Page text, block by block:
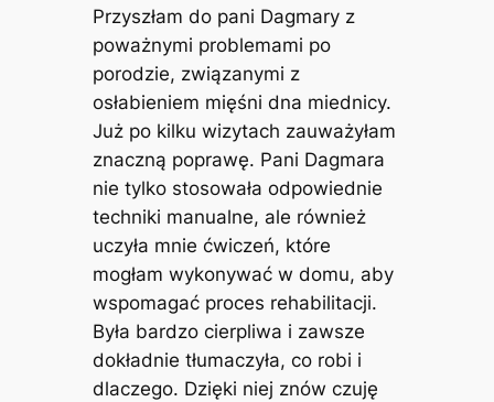
Przyszłam do pani Dagmary z
poważnymi problemami po
porodzie, związanymi z
osłabieniem mięśni dna miednicy.
Już po kilku wizytach zauważyłam
znaczną poprawę. Pani Dagmara
nie tylko stosowała odpowiednie
techniki manualne, ale również
uczyła mnie ćwiczeń, które
mogłam wykonywać w domu, aby
wspomagać proces rehabilitacji.
Była bardzo cierpliwa i zawsze
dokładnie tłumaczyła, co robi i
dlaczego. Dzięki niej znów czuję